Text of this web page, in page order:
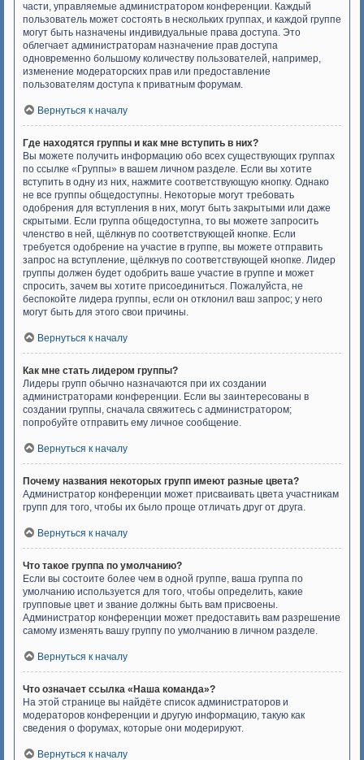
части, управляемые администратором конференции. Каждый
пользователь может состоять в нескольких группах, и каждой группе
могут быть назначены индивидуальные права доступа. Это
облегчает администраторам назначение прав доступа
одновременно большому количеству пользователей, например,
изменение модераторских прав или предоставление
пользователям доступа к приватным форумам.
Вернуться к началу
Где находятся группы и как мне вступить в них?
Вы можете получить информацию обо всех существующих группах
по ссылке «Группы» в вашем личном разделе. Если вы хотите
вступить в одну из них, нажмите соответствующую кнопку. Однако
не все группы общедоступны. Некоторые могут требовать
одобрения для вступления в них, могут быть закрытыми или даже
скрытыми. Если группа общедоступна, то вы можете запросить
членство в ней, щёлкнув по соответствующей кнопке. Если
требуется одобрение на участие в группе, вы можете отправить
запрос на вступление, щёлкнув по соответствующей кнопке. Лидер
группы должен будет одобрить ваше участие в группе и может
спросить, зачем вы хотите присоединиться. Пожалуйста, не
беспокойте лидера группы, если он отклонил ваш запрос; у него
могут быть для этого свои причины.
Вернуться к началу
Как мне стать лидером группы?
Лидеры групп обычно назначаются при их создании
администраторами конференции. Если вы заинтересованы в
создании группы, сначала свяжитесь с администратором;
попробуйте отправить ему личное сообщение.
Вернуться к началу
Почему названия некоторых групп имеют разные цвета?
Администратор конференции может присваивать цвета участникам
групп для того, чтобы их было проще отличать друг от друга.
Вернуться к началу
Что такое группа по умолчанию?
Если вы состоите более чем в одной группе, ваша группа по
умолчанию используется для того, чтобы определить, какие
групповые цвет и звание должны быть вам присвоены.
Администратор конференции может предоставить вам разрешение
самому изменять вашу группу по умолчанию в личном разделе.
Вернуться к началу
Что означает ссылка «Наша команда»?
На этой странице вы найдёте список администраторов и
модераторов конференции и другую информацию, такую как
сведения о форумах, которые они модерируют.
Вернуться к началу